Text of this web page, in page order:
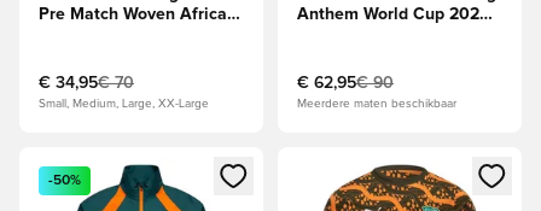
Pre Match Woven Africa
€ 34,95€ 70
Small, Medium, Large, XX-Large
Anthem World Cup 2026 -
€ 62,95€ 90
Meerdere maten beschikbaar
Opent een venster om in te loggen of je aan te melden als
-50%
Opent een venster om in te